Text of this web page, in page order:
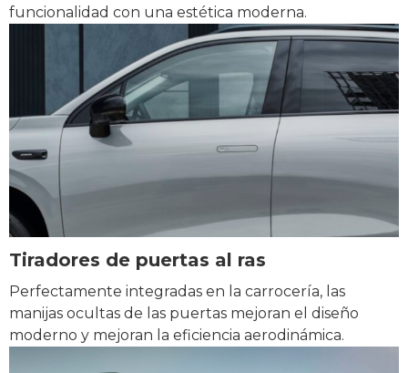
funcionalidad con una estética moderna.
Tiradores de puertas al ras
Perfectamente integradas en la carrocería, las
manijas ocultas de las puertas mejoran el diseño
moderno y mejoran la eficiencia aerodinámica.